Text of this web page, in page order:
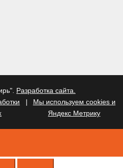
Разработка сайта.
|
Мы используем cookies и
Яндекс Метрику